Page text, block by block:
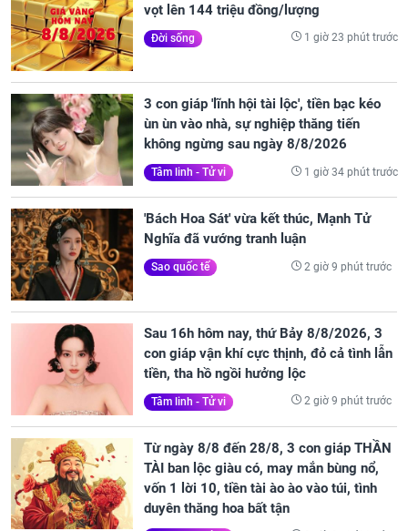
vọt lên 144 triệu đồng/lượng
Đời sống 1 giờ 23 phút trước
3 con giáp 'lĩnh hội tài lộc', tiền bạc kéo
ùn ùn vào nhà, sự nghiệp thăng tiến
không ngừng sau ngày 8/8/2026
Tâm linh - Tử vi 1 giờ 34 phút trước
'Bách Hoa Sát' vừa kết thúc, Mạnh Tử
Nghĩa đã vướng tranh luận
Sao quốc tế 2 giờ 9 phút trước
Sau 16h hôm nay, thứ Bảy 8/8/2026, 3
con giáp vận khí cực thịnh, đỏ cả tình lẫn
tiền, tha hồ ngồi hưởng lộc
Tâm linh - Tử vi 2 giờ 9 phút trước
Từ ngày 8/8 đến 28/8, 3 con giáp THẦN
TÀI ban lộc giàu có, may mắn bùng nổ,
vốn 1 lời 10, tiền tài ào ào vào túi, tình
duyên thăng hoa bất tận